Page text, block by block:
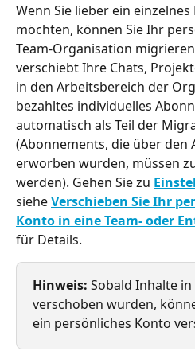
Wenn Sie lieber ein
möchten, können Sie Ihr
Team-Organisation
verschiebt Ihre Chats,
in den Arbeitsbereich der
bezahltes individuelles
automatisch als Teil der
(Abonnements, die über den
erworben wurden, müssen
werden). Gehen Sie zu
siehe Verschieben Sie Ihr
Konto in eine Team- oder
für Details.
Hinweis: Sobald Inhalte
verschoben wurden,
ein persönliches Konto